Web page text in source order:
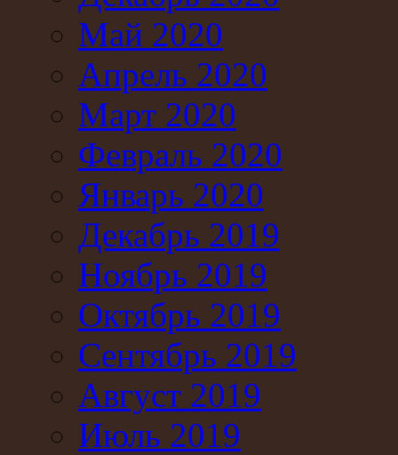
Май 2020
Апрель 2020
Март 2020
Февраль 2020
Январь 2020
Декабрь 2019
Ноябрь 2019
Октябрь 2019
Сентябрь 2019
Август 2019
Июль 2019